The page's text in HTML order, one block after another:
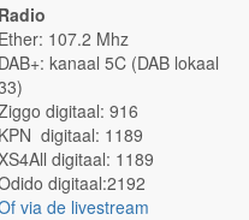
Radio
Ether: 107.2 Mhz
DAB+: kanaal 5C (DAB lokaal
digitaal: 916
KPN digitaal: 1189
digitaal: 1189
digitaal:2192
via de livestream